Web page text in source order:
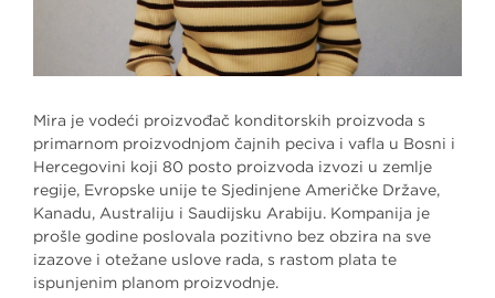
Mira je vodeći proizvođač konditorskih proizvoda s
primarnom proizvodnjom čajnih peciva i vafla u Bosni i
Hercegovini koji 80 posto proizvoda izvozi u zemlje
regije, Evropske unije te Sjedinjene Američke Države,
Kanadu, Australiju i Saudijsku Arabiju. Kompanija je
prošle godine poslovala pozitivno bez obzira na sve
izazove i otežane uslove rada, s rastom plata te
ispunjenim planom proizvodnje.